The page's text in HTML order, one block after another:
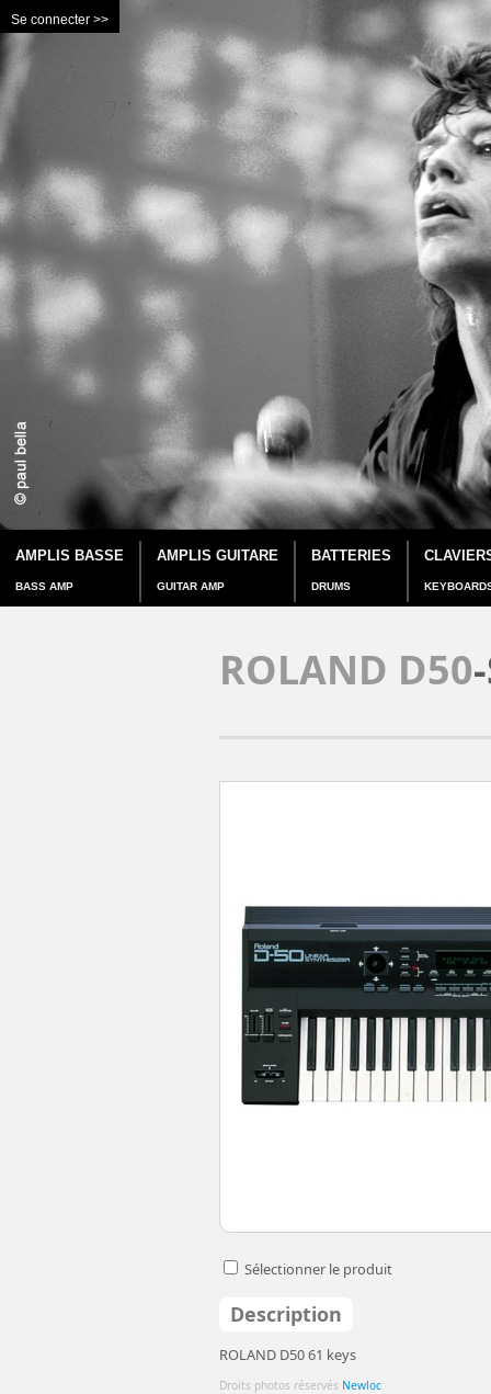
Se connecter >>
AMPLIS BASSE
BASS AMP
AMPLIS GUITARE
GUITAR AMP
BATTERIES
DRUMS
ROLAND D50
Sélectionner le produit
Description
ROLAND D50 61 keys
Droits photos réservés Newloc